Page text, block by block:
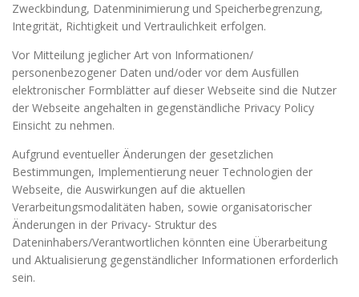
Zweckbindung, Datenminimierung und Speicherbegrenzung,
Integrität, Richtigkeit und Vertraulichkeit erfolgen.
Vor Mitteilung jeglicher Art von Informationen/
personenbezogener Daten und/oder vor dem Ausfüllen
elektronischer Formblätter auf dieser Webseite sind die Nutzer
der Webseite angehalten in gegenständliche Privacy Policy
Einsicht zu nehmen.
Aufgrund eventueller Änderungen der gesetzlichen
Bestimmungen, Implementierung neuer Technologien der
Webseite, die Auswirkungen auf die aktuellen
Verarbeitungsmodalitäten haben, sowie organisatorischer
Änderungen in der Privacy- Struktur des
Dateninhabers/Verantwortlichen könnten eine Überarbeitung
und Aktualisierung gegenständlicher Informationen erforderlich
sein.